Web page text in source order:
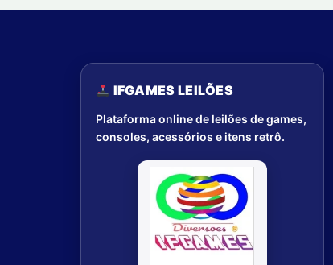
IFGAMES LEILÕES
Plataforma online de leilões de games,
consoles, acessórios e itens retrô.